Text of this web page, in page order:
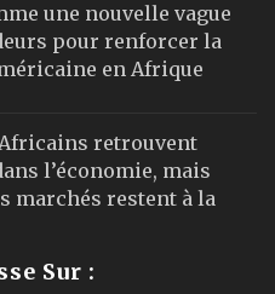
une nouvelle vague
pour renforcer la
en Afrique
retrouvent
l’économie, mais
marchés restent à la
Sur :